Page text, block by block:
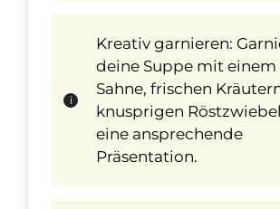
Kreativ garnieren:
deine Suppe mit einem
Sahne, frischen
knusprigen
eine ansprechende
Präsentation.